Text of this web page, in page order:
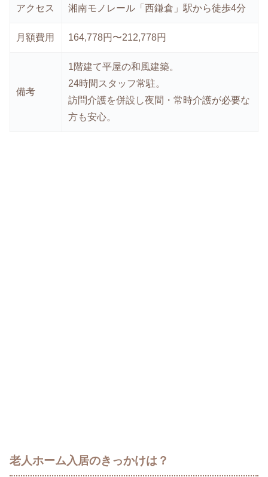
アクセス 湘南モノレール「西鎌倉」駅から徒歩4分
月額費用 164,778円〜212,778円
備考
1階建て平屋の和風建築。
24時間スタッフ常駐。
訪問介護を併設し夜間・常時介護が必要な
方も安心。
老人ホーム入居のきっかけは？